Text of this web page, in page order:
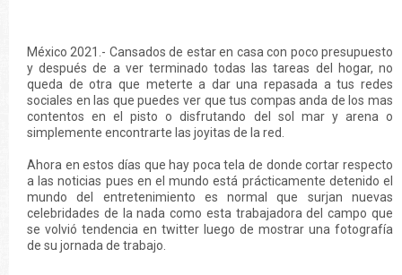
México 2021.- Cansados de estar en casa con poco presupuesto
y después de a ver terminado todas las tareas del hogar, no
queda de otra que meterte a dar una repasada a tus redes
sociales en las que puedes ver que tus compas anda de los mas
contentos en el pisto o disfrutando del sol mar y arena o
simplemente encontrarte las joyitas de la red.
Ahora en estos días que hay poca tela de donde cortar respecto
a las noticias pues en el mundo está prácticamente detenido el
mundo del entretenimiento es normal que surjan nuevas
celebridades de la nada como esta trabajadora del campo que
se volvió tendencia en twitter luego de mostrar una fotografía
de su jornada de trabajo.